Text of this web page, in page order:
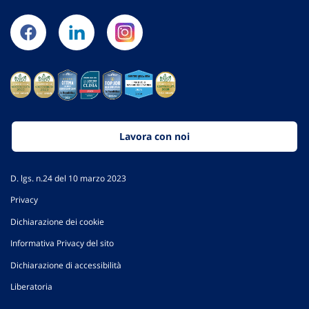
Lavora con noi
D. lgs. n.24 del 10 marzo 2023
Privacy
Dichiarazione dei cookie
Informativa Privacy del sito
Dichiarazione di accessibilità
Liberatoria